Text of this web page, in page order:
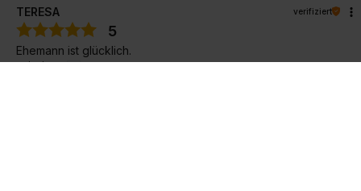
TERESA verifiziert
5
Ehemann ist glücklich.
10/31/2025